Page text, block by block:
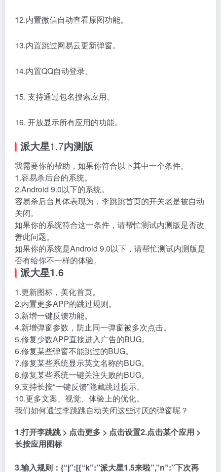
12.内置微信自动查看原图功能。
13.内置跳过网易云更新弹窗。
14.内置QQ自动登录。
15. 支持通过包名搜索应用。
16. 开放显示所有应用的功能。
派大星1.7内测版
我需要你的帮助，如果你符合以下其中一个条件。
1.容易杀后台的系统。
2.Android 9.0以下的系统。
容易杀后台具体表现为，李跳跳首页的开关老是被自动
关闭。
如果你的系统符合这一条件，请帮忙测试内测版是否改
善此问题。
如果你的系统是Android 9.0以下，请帮忙测试内测版是
否有给你不一样的体验。
派大星1.6
1.更新图标，美化首页。
2.内置更多APP的跳过规则。
3.新增一键反馈功能。
4.新增弹窗参数，防止同一弹窗被多次点击。
5.修复少数APP直接进入广告的BUG。
6.修复某些弹窗不能跳过的BUG。
7.修复某些系统显示英文名称的BUG。
8.修复某些系统一键关注失败的BUG。
9.支持长按“一键反馈”隐藏跳过提示。
10.更多文案、视觉、体验上的优化。
我们如何通过李跳跳自动关闭这些讨厌的弹窗呢？
1.打开李跳跳 > 点击更多 > 点击设置2.点击某个应用 >
长按应用图标
3.输入规则：{“j”:[{“k”:”派大星1.5来啦”,”n”:”下次再